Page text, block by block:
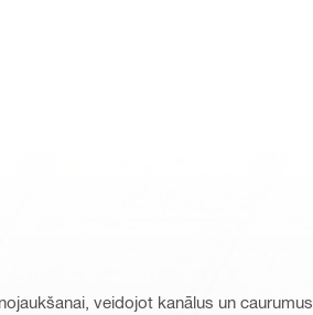
veidojot kanālus un caurumus